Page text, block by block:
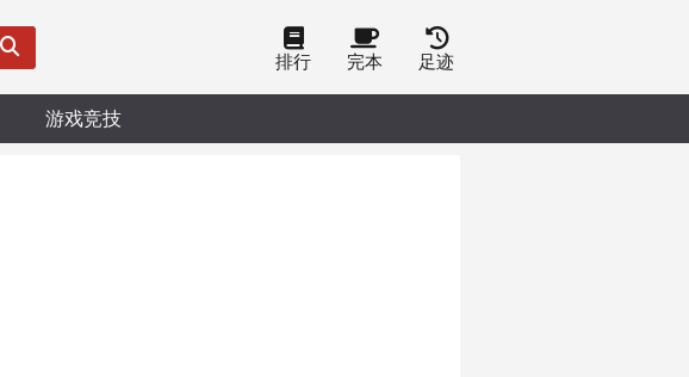
排行 完本 足迹
游戏竞技